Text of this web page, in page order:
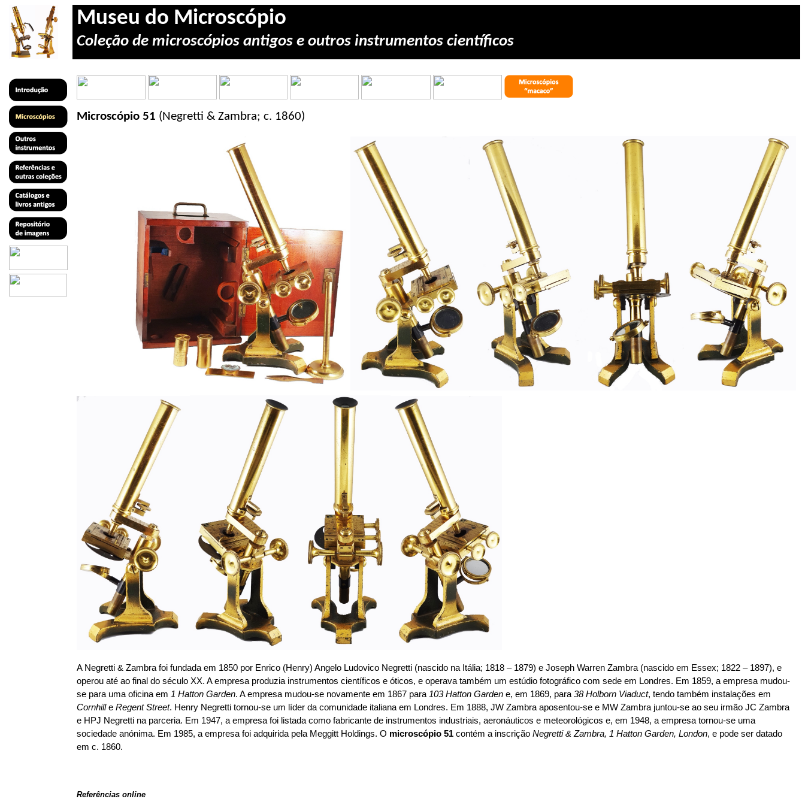
Museu do Microscópio
Coleção de microscópios antigos e outros instrumentos científicos
Microscópio 51 (Negretti & Zambra; c. 1860)
A Negretti & Zambra foi fundada em 1850 por Enrico (Henry) Angelo Ludovico Negretti (nascido na Itália; 1818 – 1879) e Joseph Warren Zambra (nascido em Essex; 1822 – 1897), e
operou até ao final do século XX. A empresa produzia instrumentos científicos e óticos, e operava também um estúdio fotográfico com sede em Londres. Em 1859, a empresa mudou-
se para uma oficina em1 Hatton Garden. A empresa mudou-se novamente em 1867 para103 Hatton Garden e, em 1869, para38 Holborn Viaduct, tendo também instalações em
CornhilleRegent Street. Henry Negretti tornou-se um líder da comunidade italiana em Londres. Em 1888, JW Zambra aposentou-se e MW Zambra juntou-se ao seu irmão JC Zambra
e HPJ Negretti na parceria. Em 1947, a empresa foi listada como fabricante de instrumentos industriais, aeronáuticos e meteorológicos e, em 1948, a empresa tornou-se uma
sociedade anónima. Em 1985, a empresa foi adquirida pela Meggitt Holdings. O microscópio 51 contém a inscriçãoNegretti & Zambra, 1 Hatton Garden, London, e pode ser datado
em c. 1860.
Referências online